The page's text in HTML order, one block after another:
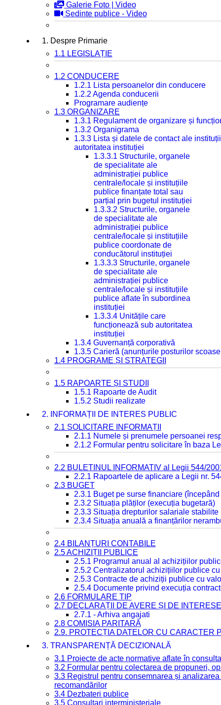
Galerie Foto | Video
Sedinte publice - Video
1. Despre Primarie
1.1 LEGISLAȚIE
1.2 CONDUCERE
1.2.1 Lista persoanelor din conducere
1.2.2 Agenda conducerii
Programare audiențe
1.3 ORGANIZARE
1.3.1 Regulament de organizare și
1.3.2 Organigrama
1.3.3 Lista și datele de contact ale
autoritatea instituției
1.3.3.1 Structurile, organele
de specialitate ale
administrației publice
centrale/locale și instituțiile
publice finanțate total sau
parțial prin bugetul instituției
1.3.3.2 Structurile, organele
de specialitate ale
administrației publice
centrale/locale și instituțiile
publice coordonate de
conducătorul instituției
1.3.3.3 Structurile, organele
de specialitate ale
administrației publice
centrale/locale și instituțiile
publice aflate în subordinea
instituției
1.3.3.4 Unitățile care
funcționează sub autoritatea
instituției
1.3.4 Guvernanță corporativă
1.3.5 Carieră (anunțurile posturilor
1.4 PROGRAME ȘI STRATEGII
1.5 RAPOARTE ȘI STUDII
1.5.1 Rapoarte de Audit
1.5.2 Studii realizate
2. INFORMAȚII DE INTERES PUBLIC
2.1 SOLICITARE INFORMAȚII
2.1.1 Numele și prenumele persoanei
2.1.2 Formular pentru solicitare în baza
2.2 BULETINUL INFORMATIV al Legii 544/
2.2.1 Rapoartele de aplicare a Legii nr.
2.3 BUGET
2.3.1 Buget pe surse financiare
2.3.2 Situația plăților (execuția bugetară)
2.3.3 Situația drepturilor salariale
2.3.4 Situația anuală a finanțărilor
2.4 BILANȚURI CONTABILE
2.5 ACHIZIȚII PUBLICE
2.5.1 Programul anual al achizițiilor
2.5.2 Centralizatorul achizițiilor publice
2.5.3 Contracte de achiziții publice cu
2.5.4 Documente privind execuția
2.6 FORMULARE TIP
2.7 DECLARAȚII DE AVERE ȘI DE INTERESE
2.7.1 - Arhiva angajati
2.8 COMISIA PARITARĂ
2.9. PROTECȚIA DATELOR CU CARACTER
3. TRANSPARENȚĂ DECIZIONALĂ
3.1 Proiecte de acte normative aflate în
3.2 Formular pentru colectarea de propuneri,
3.3 Registrul pentru consemnarea și
recomandărilor
3.4 Dezbateri publice
3.5 Consultari interministeriale